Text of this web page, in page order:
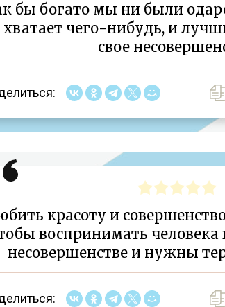
бы богато мы ни были
хватает чего-нибудь, и
свое
красоту и
воспринимать человека
несовершенстве и нужны